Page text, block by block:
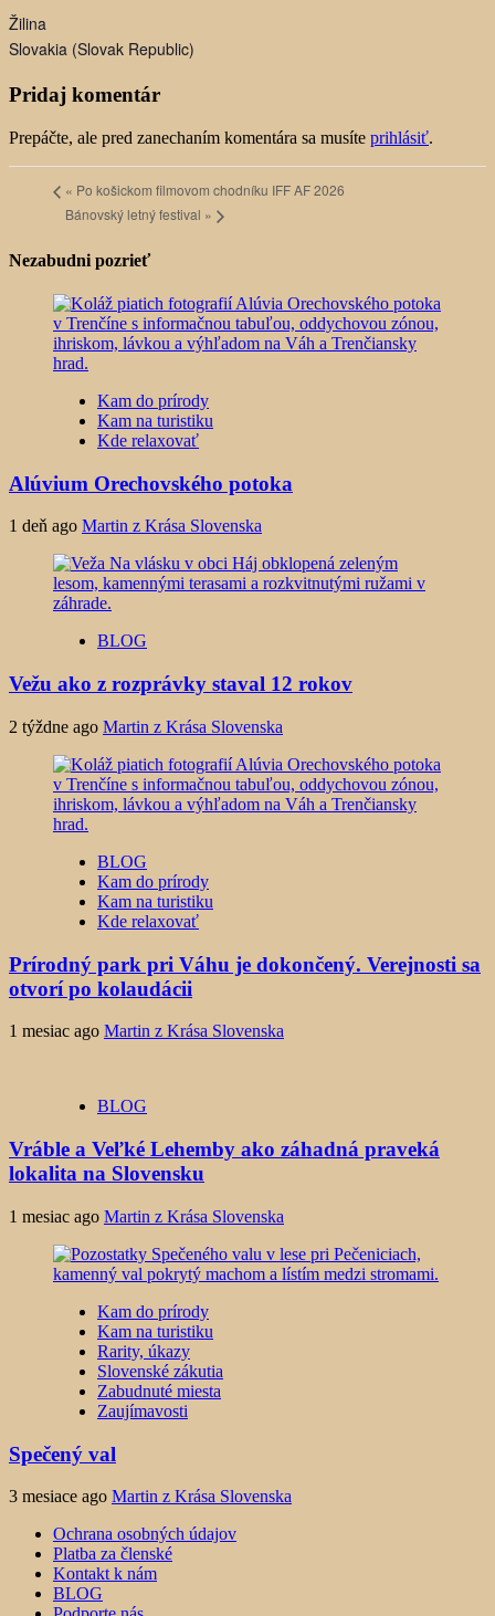
Žilina
Slovakia (Slovak Republic)
Pridaj komentár
Prepáčte, ale pred zanechaním komentára sa musíte prihlásiť.
« Po košickom filmovom chodníku IFF AF 2026
Bánovský letný festival »
Nezabudni pozrieť
Kam do prírody
Kam na turistiku
Kde relaxovať
Alúvium Orechovského potoka
1 deň ago Martin z Krása Slovenska
BLOG
Vežu ako z rozprávky staval 12 rokov
2 týždne ago Martin z Krása Slovenska
BLOG
Kam do prírody
Kam na turistiku
Kde relaxovať
Prírodný park pri Váhu je dokončený. Verejnosti sa
otvorí po kolaudácii
1 mesiac ago Martin z Krása Slovenska
BLOG
Vráble a Veľké Lehemby ako záhadná praveká
lokalita na Slovensku
1 mesiac ago Martin z Krása Slovenska
Kam do prírody
Kam na turistiku
Rarity, úkazy
Slovenské zákutia
Zabudnuté miesta
Zaujímavosti
Spečený val
3 mesiace ago Martin z Krása Slovenska
Ochrana osobných údajov
Platba za členské
Kontakt k nám
BLOG